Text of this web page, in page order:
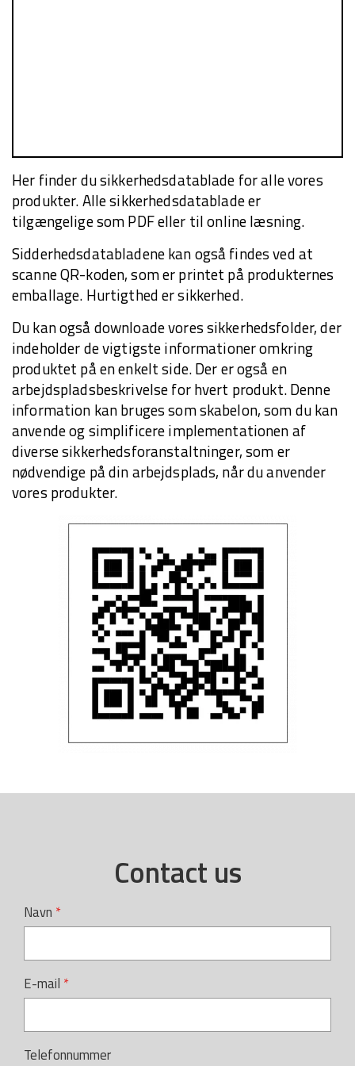
Her finder du sikkerhedsdatablade for alle vores
produkter. Alle sikkerhedsdatablade er
tilgængelige som PDF eller til online læsning.
Sidderhedsdatabladene kan også findes ved at
scanne QR-koden, som er printet på produkternes
emballage. Hurtigthed er sikkerhed.
Du kan også downloade vores sikkerhedsfolder, der
indeholder de vigtigste informationer omkring
produktet på en enkelt side. Der er også en
arbejdspladsbeskrivelse for hvert produkt. Denne
information kan bruges som skabelon, som du kan
anvende og simplificere implementationen af
diverse sikkerhedsforanstaltninger, som er
nødvendige på din arbejdsplads, når du anvender
vores produkter.
Contact us
Navn
E-mail
Telefonnummer